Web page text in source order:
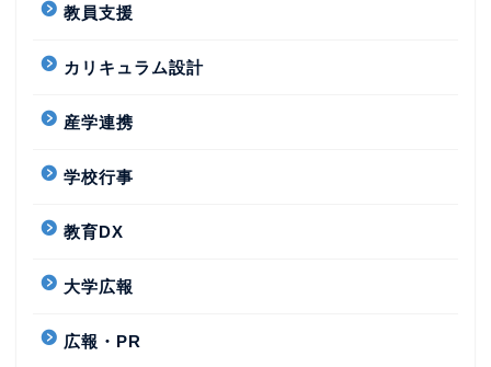
教員支援
カリキュラム設計
産学連携
学校行事
教育DX
大学広報
広報・PR